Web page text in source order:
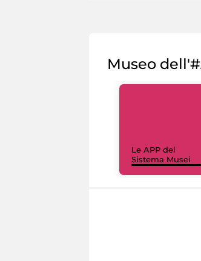
Museo
Le APP del
Sistema Musei